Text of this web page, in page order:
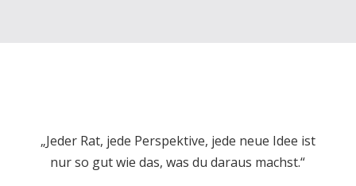
„Jeder Rat, jede Perspektive, jede neue Idee ist
nur so gut wie das, was du daraus machst.“